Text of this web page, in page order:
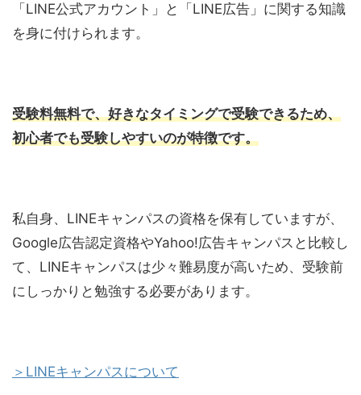
「LINE公式アカウント」と「LINE広告」に関する知識
を身に付けられます。
受験料無料で、好きなタイミングで受験できるため、
初心者でも受験しやすいのが特徴です。
私自身、LINEキャンパスの資格を保有していますが、
Google広告認定資格やYahoo!広告キャンパスと比較し
て、LINEキャンパスは少々難易度が高いため、受験前
にしっかりと勉強する必要があります。
＞LINEキャンパスについて